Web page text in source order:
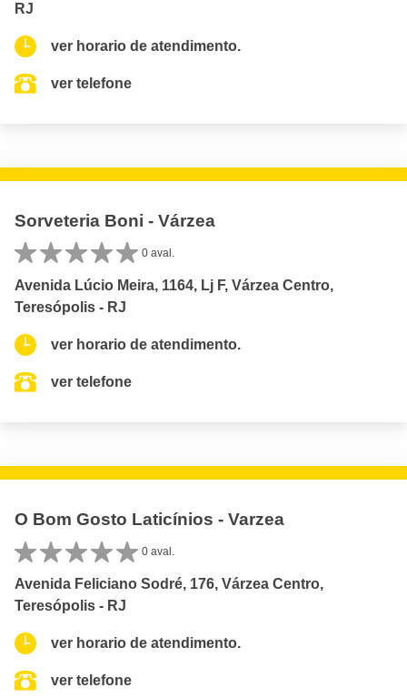
RJ
ver horario de atendimento.
ver telefone
Sorveteria Boni - Várzea
0 aval.
Avenida Lúcio Meira, 1164, Lj F, Várzea Centro,
Teresópolis - RJ
ver horario de atendimento.
ver telefone
O Bom Gosto Laticínios - Varzea
0 aval.
Avenida Feliciano Sodré, 176, Várzea Centro,
Teresópolis - RJ
ver horario de atendimento.
ver telefone